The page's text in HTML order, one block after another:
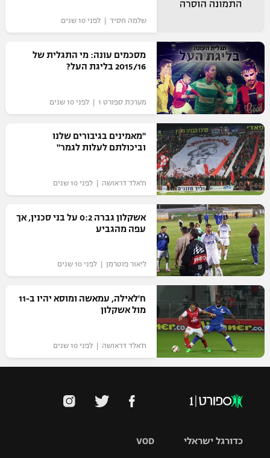
שלמה חסיד | לפני 10 שנים
מסכמים עונה: מי התגלית של
2015/16 בליגת העל?
מערכת ספורט 1 | לפני 10 שנים
"מאמינים בגיבורים שלנו
וביכולתם לעלות לגמר"
ח'אלד דראושה‎ | לפני 10 שנים
אשקלון גברה 0:2 על בני סכנין, אך
עפה מהגביע
ליאור פוטרמן | לפני 10 שנים
ח'לאילה, עמאשה ומוסא יהיו ב-11
מול אשקלון
ח'אלד דראושה‎ | לפני 10 שנים
VOD כדורגל ישראלי